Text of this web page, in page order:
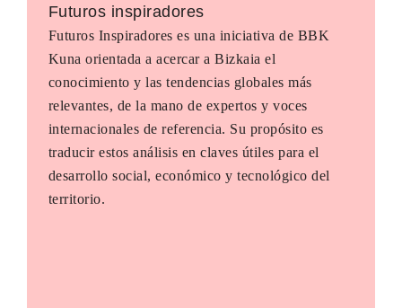
Futuros inspiradores
Futuros Inspiradores es una iniciativa de BBK
Kuna orientada a acercar a Bizkaia el
conocimiento y las tendencias globales más
relevantes, de la mano de expertos y voces
internacionales de referencia. Su propósito es
traducir estos análisis en claves útiles para el
desarrollo social, económico y tecnológico del
territorio.